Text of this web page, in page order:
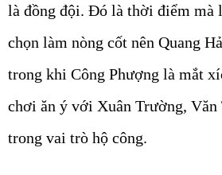
là đồng đội. Đó là thời điểm mà
chọn làm nòng cốt nên Quang
trong khi Công Phượng là mắt
chơi ăn ý với Xuân Trường, Văn
trong vai trò hộ công.